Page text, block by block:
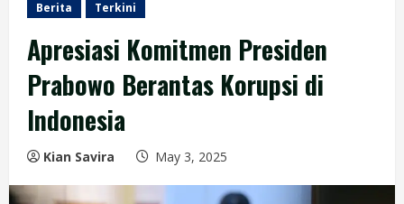
Berita Terkini
Apresiasi Komitmen Presiden
Prabowo Berantas Korupsi di
Indonesia
Kian Savira May 3, 2025